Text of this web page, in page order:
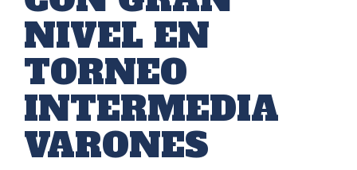
NIVEL EN
TORNEO
INTERMEDIA
VARONES